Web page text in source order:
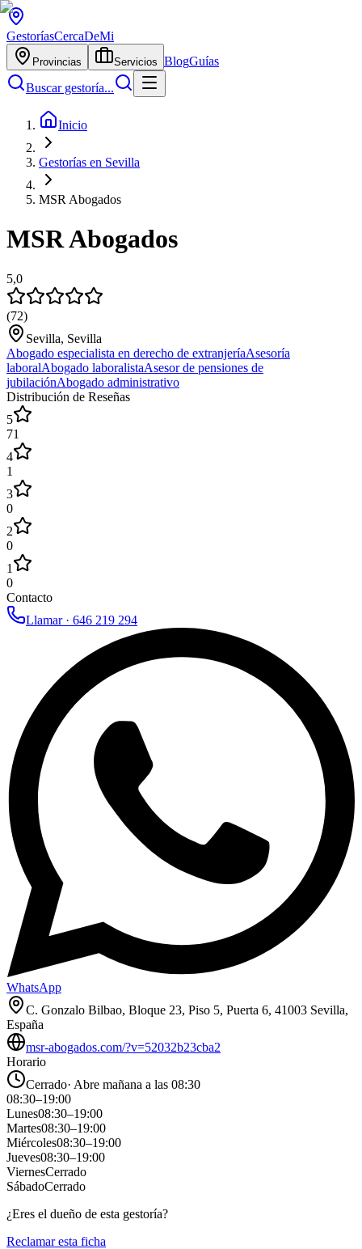
GestoríasCercaDeMi
Provincias Servicios BlogGuías
Buscar gestoría...
Inicio
Gestorías en Sevilla
MSR Abogados
MSR Abogados
5,0
(72)
Sevilla, Sevilla
Abogado especialista en derecho de extranjeríaAsesoría
laboralAbogado laboralistaAsesor de pensiones de
jubilaciónAbogado administrativo
Distribución de Reseñas
5
71
4
1
3
0
2
0
1
0
Contacto
Llamar · 646 219 294
WhatsApp
C. Gonzalo Bilbao, Bloque 23, Piso 5, Puerta 6, 41003 Sevilla,
España
msr-abogados.com/?v=52032b23cba2
Horario
Cerrado· Abre mañana a las 08:30
08:30–19:00
Lunes08:30–19:00
Martes08:30–19:00
Miércoles08:30–19:00
Jueves08:30–19:00
ViernesCerrado
SábadoCerrado
¿Eres el dueño de esta gestoría?
Reclamar esta ficha